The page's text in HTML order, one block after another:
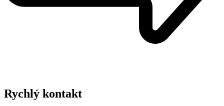
Rychlý kontakt